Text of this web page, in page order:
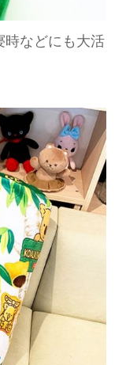
などにも大活